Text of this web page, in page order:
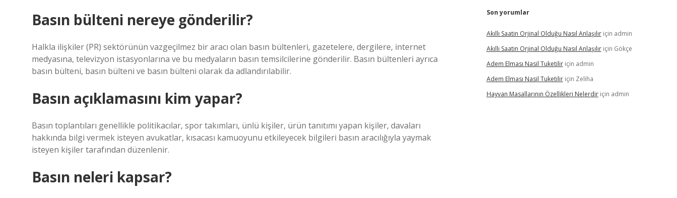
Basın bülteni nereye gönderilir?
Halkla ilişkiler (PR) sektörünün vazgeçilmez bir aracı olan basın bültenleri, gazetelere, dergilere, internet
medyasına, televizyon istasyonlarına ve bu medyaların basın temsilcilerine gönderilir. Basın bültenleri ayrıca
basın bülteni, basın bülteni ve basın bülteni olarak da adlandırılabilir.
Basın açıklamasını kim yapar?
Basın toplantıları genellikle politikacılar, spor takımları, ünlü kişiler, ürün tanıtımı yapan kişiler, davaları
hakkında bilgi vermek isteyen avukatlar, kısacası kamuoyunu etkileyecek bilgileri basın aracılığıyla yaymak
isteyen kişiler tarafından düzenlenir.
Basın neleri kapsar?
Son yorumlar
Akıllı Saatin Orjinal Olduğu Nasıl Anlaşılıriçin admin
Akıllı Saatin Orjinal Olduğu Nasıl Anlaşılıriçin Gökçe
Adem Elması Nasil Tuketiliriçin admin
Adem Elması Nasil Tuketiliriçin Zeliha
Hayvan Masallarının Özellikleri Nelerdiriçin admin